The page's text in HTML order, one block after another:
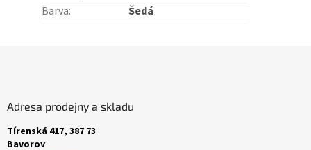
Barva: Šedá
Adresa prodejny a skladu
Tírenská 417, 387 73
Bavorov